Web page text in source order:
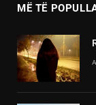
MË TË